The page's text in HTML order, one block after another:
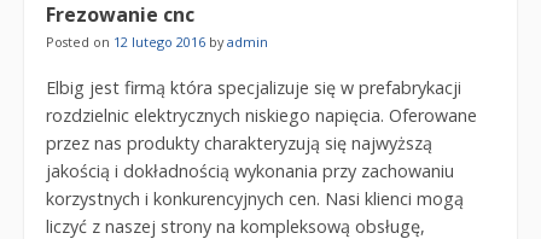
Frezowanie cnc
Posted on 12 lutego 2016 byadmin
Elbig jest firmą która specjalizuje się w prefabrykacji
rozdzielnic elektrycznych niskiego napięcia. Oferowane
przez nas produkty charakteryzują się najwyższą
jakością i dokładnością wykonania przy zachowaniu
korzystnych i konkurencyjnych cen. Nasi klienci mogą
liczyć z naszej strony na kompleksową obsługę,